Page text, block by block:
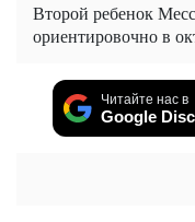
Второй ребенок
ориентировочно в
Читайте нас в
Google